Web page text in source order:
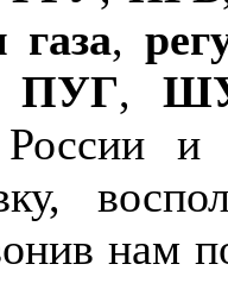
,
ПУГ,
России
нам